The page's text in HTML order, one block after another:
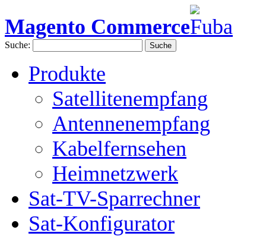
Magento Commerce
Suche: Suche
Produkte
Satellitenempfang
Antennenempfang
Kabelfernsehen
Heimnetzwerk
Sat-TV-Sparrechner
Sat-Konfigurator